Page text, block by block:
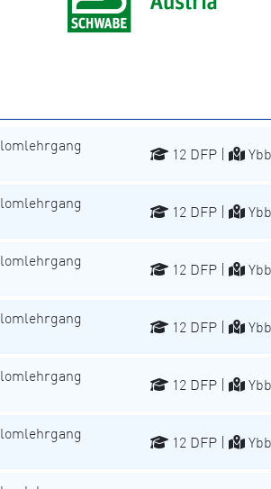
12 DFP |
12 DFP |
12 DFP |
12 DFP |
12 DFP |
12 DFP |